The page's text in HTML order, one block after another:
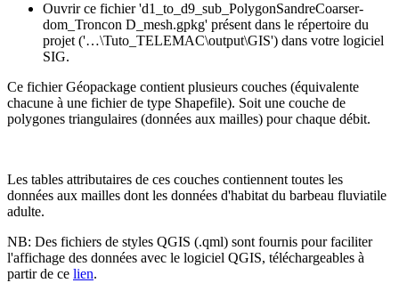
Ouvrir ce fichier 'd1_to_d9_sub_PolygonSandreCoarser-
dom_Troncon D_mesh.gpkg' présent dans le répertoire du
projet ('…\Tuto_TELEMAC\output\GIS') dans votre logiciel
SIG.
Ce fichier Géopackage contient plusieurs couches (équivalente
chacune à une fichier de type Shapefile). Soit une couche de
polygones triangulaires (données aux mailles) pour chaque débit.
Les tables attributaires de ces couches contiennent toutes les
données aux mailles dont les données d'habitat du barbeau fluviatile
adulte.
NB: Des fichiers de styles QGIS (.qml) sont fournis pour faciliter
l'affichage des données avec le logiciel QGIS, téléchargeables à
partir de ce lien.